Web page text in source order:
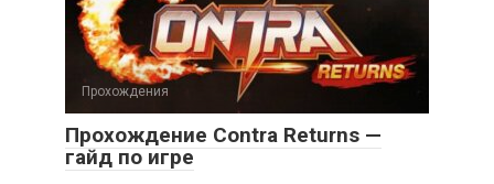
Прохождения
Прохождение Contra Returns —
гайд по игре